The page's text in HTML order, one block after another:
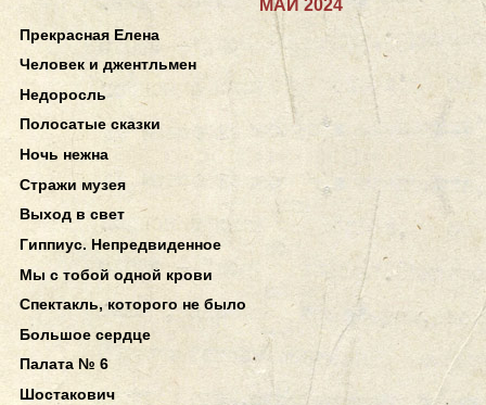
МАЙ 2024
Прекрасная Елена
Человек и джентльмен
Недоросль
Полосатые сказки
Ночь нежна
Стражи музея
Выход в свет
Гиппиус. Непредвиденное
Мы с тобой одной крови
Спектакль, которого не было
Большое сердце
Палата № 6
Шостакович